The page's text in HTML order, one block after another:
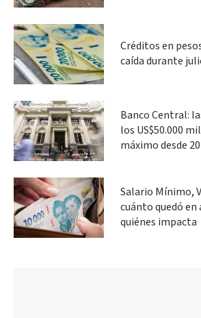
Créditos en
caída durante
Banco Central:
los US$50.000
máximo desde
Salario Mínimo,
cuánto quedó en
quiénes impacta